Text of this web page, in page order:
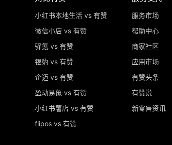
小红书本地生活 vs 有赞
微信小店 vs 有赞
驿氪 vs 有赞
银豹 vs 有赞
企迈 vs 有赞
盈动易象 vs 有赞
小红书薯店 vs 有赞
flipos vs 有赞
服务市场
帮助中心
商家社区
应用市场
有赞头条
有赞说
新零售资讯